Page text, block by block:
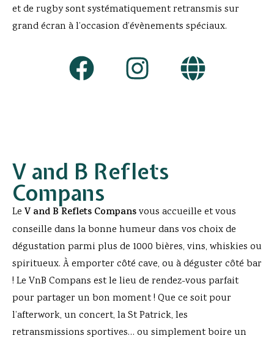
et de rugby sont systématiquement retransmis sur
grand écran à l’occasion d’évènements spéciaux.
V and B Reflets
Compans
Le V and B Reflets Compansvous accueille et vous
conseille dans la bonne humeur dans vos choix de
dégustation parmi plus de 1000 bières, vins, whiskies ou
spiritueux. À emporter côté cave, ou à déguster côté bar
! Le VnB Compans est le lieu de rendez-vous parfait
pour partager un bon moment ! Que ce soit pour
l’afterwork, un concert, la St Patrick, les
retransmissions sportives… ou simplement boire un